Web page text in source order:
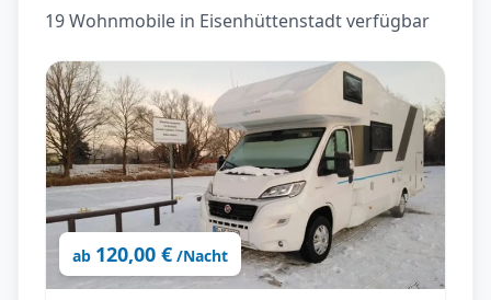
19 Wohnmobile in Eisenhüttenstadt verfügbar
ab 120,00 € /Nacht